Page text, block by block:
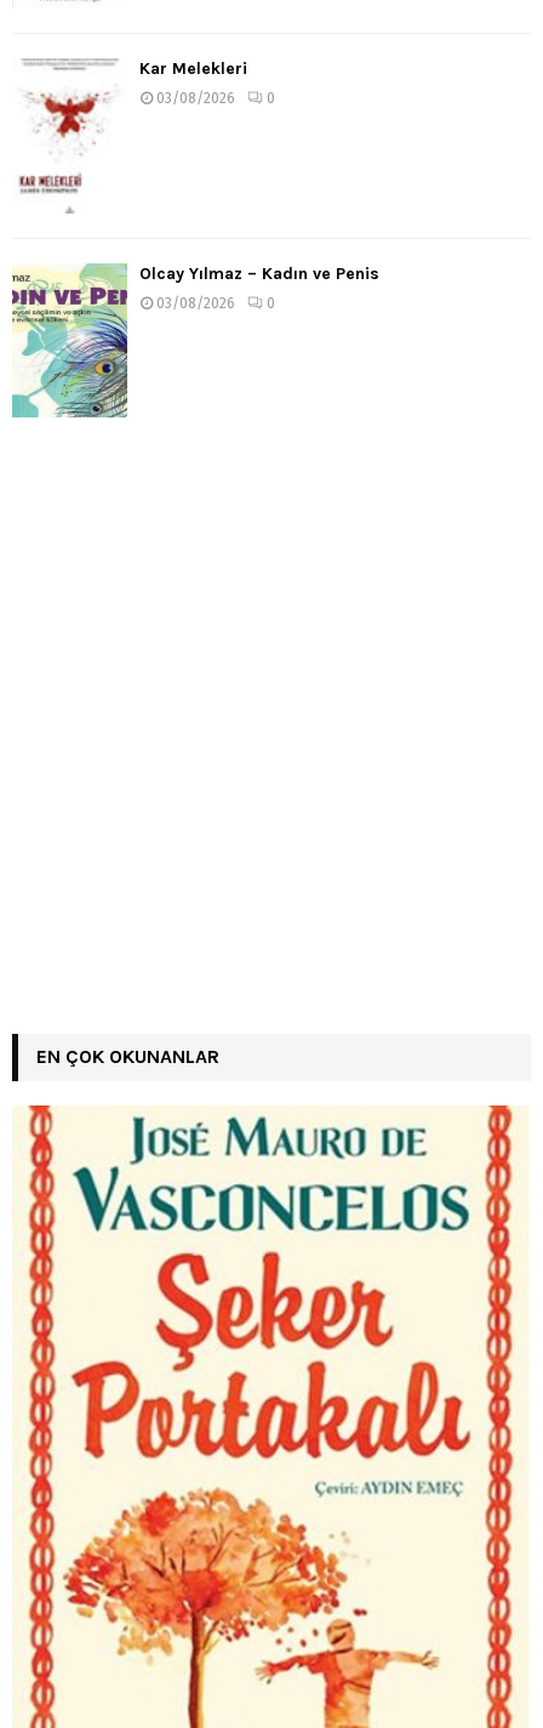
Kar Melekleri
03/08/2026 0
Olcay Yılmaz – Kadın ve Penis
03/08/2026 0
EN ÇOK OKUNANLAR